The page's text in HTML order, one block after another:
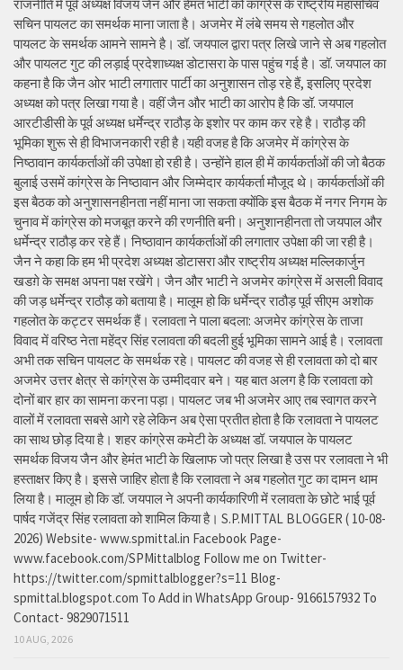
राजनीति में पूर्व अध्यक्ष विजय जैन और हेमंत भाटी को कांग्रेस के राष्ट्रीय महासचिव
सचिन पायलट का समर्थक माना जाता है। अजमेर में लंबे समय से गहलोत और
पायलट के समर्थक आमने सामने है। डॉ. जयपाल द्वारा पत्र लिखे जाने से अब गहलोत
और पायलट गुट की लड़ाई प्रदेशाध्यक्ष डोटासरा के पास पहुंच गई है। डॉ. जयपाल का
कहना है कि जैन ओर भाटी लगातार पार्टी का अनुशासन तोड़ रहे हैं, इसलिए प्रदेश
अध्यक्ष को पत्र लिखा गया है। वहीं जैन और भाटी का आरोप है कि डॉ. जयपाल
आरटीडीसी के पूर्व अध्यक्ष धर्मेन्द्र राठौड़ के इशोर पर काम कर रहे है। राठौड़ की
भूमिका शुरू से ही विभाजनकारी रही है।यही वजह है कि अजमेर में कांग्रेस के
निष्ठावान कार्यकर्ताओं की उपेक्षा हो रही है। उन्होंने हाल ही में कार्यकर्ताओं की जो बैठक
बुलाई उसमें कांग्रेस के निष्ठावान और जिम्मेदार कार्यकर्ता मौजूद थे। कार्यकर्ताओं की
इस बैठक को अनुशासनहीनता नहीं माना जा सकता क्योंकि इस बैठक में नगर निगम के
चुनाव में कांग्रेस को मजबूत करने की रणनीति बनी। अनुशानहीनता तो जयपाल और
धर्मेन्द्र राठौड़ कर रहे हैं। निष्ठावान कार्यकर्ताओं की लगातार उपेक्षा की जा रही है।
जैन ने कहा कि हम भी प्रदेश अध्यक्ष डोटासरा और राष्ट्रीय अध्यक्ष मल्लिकार्जुन
खडग़े के समक्ष अपना पक्ष रखेंगे। जैन और भाटी ने अजमेर कांग्रेस में असली विवाद
की जड़ धर्मेन्द्र राठौड़ को बताया है। मालूम हो कि धर्मेन्द्र राठौड़ पूर्व सीएम अशोक
गहलोत के कट्टर समर्थक हैं। रलावता ने पाला बदला: अजमेर कांग्रेस के ताजा
विवाद में वरिष्ठ नेता महेंद्र सिंह रलावता की बदली हुई भूमिका सामने आई है। रलावता
अभी तक सचिन पायलट के समर्थक रहे। पायलट की वजह से ही रलावता को दो बार
अजमेर उत्तर क्षेत्र से कांग्रेस के उम्मीदवार बने। यह बात अलग है कि रलावता को
दोनों बार हार का सामना करना पड़ा। पायलट जब भी अजमेर आए तब स्वागत करने
वालों में रलावता सबसे आगे रहे लेकिन अब ऐसा प्रतीत होता है कि रलावता ने पायलट
का साथ छोड़ दिया है। शहर कांग्रेस कमेटी के अध्यक्ष डॉ. जयपाल के पायलट
समर्थक विजय जैन और हेमंत भाटी के खिलाफ जो पत्र लिखा है उस पर रलावता ने भी
हस्ताक्षर किए है। इससे जाहिर होता है कि रलावता ने अब गहलोत गुट का दामन थाम
लिया है। मालूम हो कि डॉ. जयपाल ने अपनी कार्यकारिणी में रलावता के छोटे भाई पूर्व
पार्षद गजेंद्र सिंह रलावता को शामिल किया है। S.P.MITTAL BLOGGER ( 10-08-
2026) Website- www.spmittal.in Facebook Page-
www.facebook.com/SPMittalblog Follow me on Twitter-
https://twitter.com/spmittalblogger?s=11 Blog-
spmittal.blogspot.com To Add in WhatsApp Group- 9166157932 To
Contact- 9829071511
10 AUG, 2026